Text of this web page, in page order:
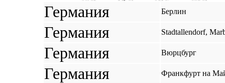
Германия Берлин
Германия Stadtallendorf,
Германия Вюрцбург
Германия Франкфурт на